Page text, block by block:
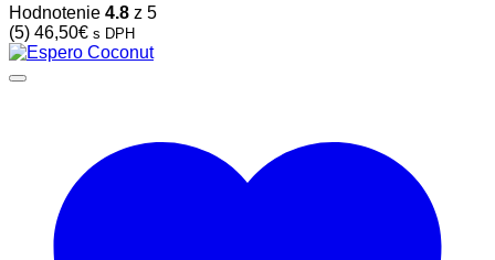
Hodnotenie 4.8 z 5
(5) 46,50€ s DPH